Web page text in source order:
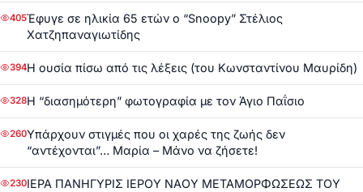
405Έφυγε σε ηλικία 65 ετών ο “Snoopy” Στέλιος
Χατζηπαναγιωτίδης
394Η ουσία πίσω από τις λέξεις (του Κωνσταντίνου Μαυρίδη)
328Η “διασημότερη” φωτογραφία με τον Άγιο Παΐσιο
260Υπάρχουν στιγμές που οι χαρές της ζωής δεν
“αντέχονται”… Μαρία – Μάνο να ζήσετε!
230ΙΕΡΑ ΠΑΝΗΓΥΡΙΣ ΙΕΡΟΥ ΝΑΟΥ ΜΕΤΑΜΟΡΦΩΣΕΩΣ ΤΟΥ